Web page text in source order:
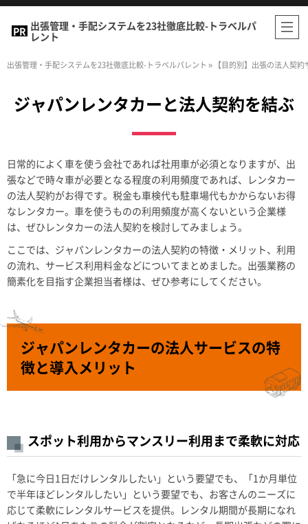
出張管理・手配システムを23社徹底比較-トラベルパ
レント
出張管理・手配システムを23社徹底比較-トラベルパレント » 【目的別】出張の法人契
ジャパンレンタカーと法人契約を結ぶ
日常的によく車を使う会社であれば社用車が必須となりますが、出
張などで時々車が必要となる程度の利用頻度であれば、レンタカー
の法人契約がお得です。税金も車検代も駐車場代もかからないお得
なレンタカー。車を使うものの利用頻度が高くないという企業様
は、ぜひレンタカーの法人契約を検討してみましょう。
ここでは、ジャパンレンタカーの法人契約の特徴・メリット、利用
の流れ、サービス利用料金などについてまとめました。出張業務の
簡素化を目指す企業担当者様は、ぜひ参考にしてください。
ジャパンレンタカーの法人サービスの特
徴と導入メリット
スポット利用からマンスリー利用まで柔軟に対応
「急に今日1日だけレンタルしたい」という要望でも、「1か月単位
で半年ほどレンタルしたい」という要望でも、お客さんのニーズに
応じて柔軟にレンタルサービスを提供。レンタル期間が長期になれ